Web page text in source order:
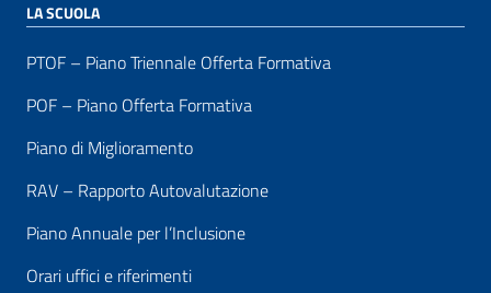
LA SCUOLA
PTOF – Piano Triennale Offerta Formativa
POF – Piano Offerta Formativa
Piano di Miglioramento
RAV – Rapporto Autovalutazione
Piano Annuale per l’Inclusione
Orari uffici e riferimenti